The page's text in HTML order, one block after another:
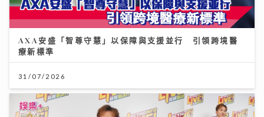
AXA安盛「智尊守慧」以保障與支援並行 引領跨境醫
療新標準
31/07/2026